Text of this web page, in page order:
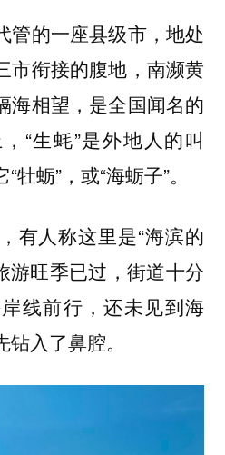
管的一座县级市，地处
市衔接的腹地，南濒黄
海相望，是全国闻名的
“生蚝”是外地人的叫
蛎”，或“海蛎子”。
有人称这里是“海滨的
游旺季已过，街道十分
线前行，还未见到海
入了鼻腔。